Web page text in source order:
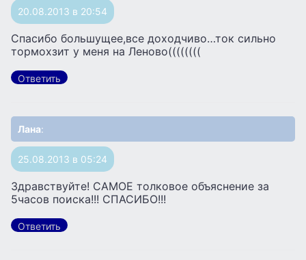
20.08.2013 в 20:54
Спасибо большущее,все доходчиво…ток сильно
тормохзит у меня на Леново((((((((
Ответить
Лана:
25.08.2013 в 05:24
Здравствуйте! САМОЕ толковое объяснение за
5часов поиска!!! СПАСИБО!!!
Ответить